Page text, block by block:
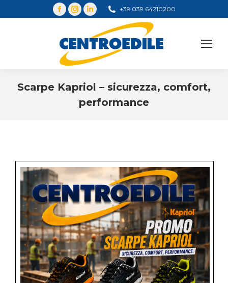
+39 039 64210200
Scarpe Kapriol – sicurezza, comfort,
performance